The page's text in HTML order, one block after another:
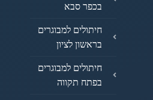
בכפר סבא
חיתולים למבוגרים
בראשון לציון
חיתולים למבוגרים
בפתח תקווה